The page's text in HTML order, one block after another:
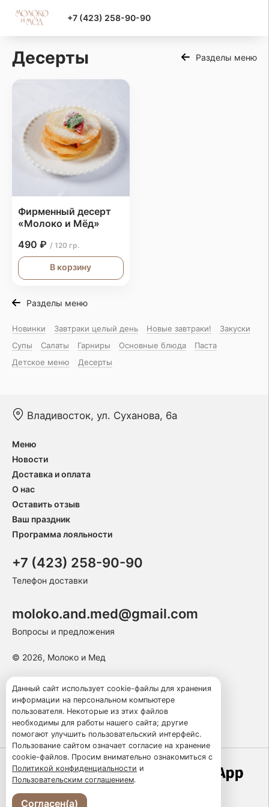
+7 (423) 258-90-90
Десерты Разделы меню
Фирменный десерт
«Молоко и Мёд»
490 ₽ / 120 гр.
В корзину
Разделы меню
Новинки Завтраки целый день Новые завтраки!
Закуски
Супы
Салаты Гарниры Основные блюда
Паста
Детское меню
Десерты
Владивосток, ул. Суханова, 6а
Меню
Новости
Доставка и оплата
О нас
Оставить отзыв
Ваш праздник
Программа лояльности
+7 (423) 258-90-90
Телефон доставки
moloko.and.med@gmail.com
Вопросы и предложения
© 2026, Молоко и Мед
Пользовательское соглашение
Политика конфиденциальности
Публичная оферта
Работает по технологии
Данный сайт использует cookie-файлы для хранения
информации на персональном компьютере
пользователя. Некоторые из этих файлов
необходимы для работы нашего сайта; другие
помогают улучшить пользовательский интерфейс.
Пользование сайтом означает согласие на хранение
cookie-файлов. Просим внимательно ознакомиться с
Политикой конфиденциальности и
Пользовательским соглашением.
Согласен(а)